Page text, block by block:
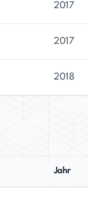
2017
2017
2018
Jahr